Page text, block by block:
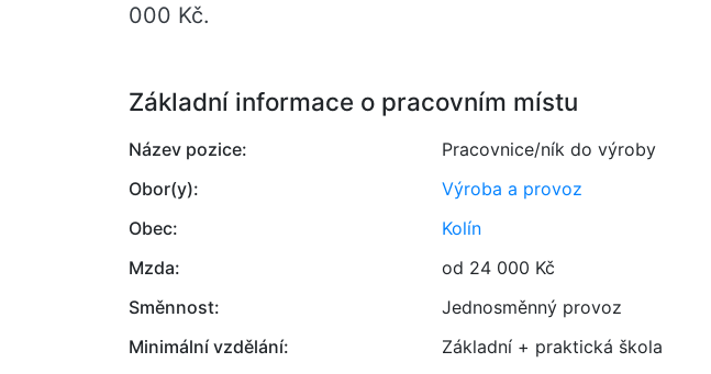
000 Kč.
Základní informace o pracovním místu
Název pozice:
Pracovnice/ník do výroby
Obor(y):
Výroba a provoz
Obec:
Kolín
Mzda:
od 24 000 Kč
Směnnost:
Jednosměnný provoz
Minimální vzdělání:
Základní + praktická škola